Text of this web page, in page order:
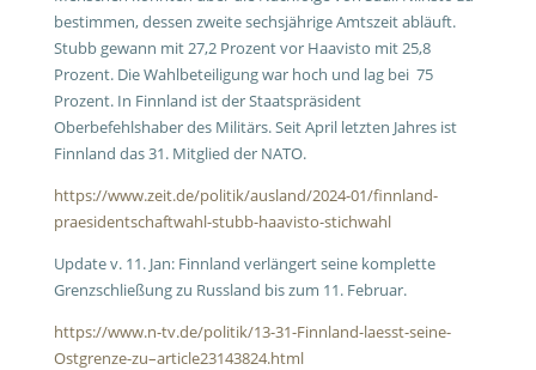
bestimmen, dessen zweite sechsjährige Amtszeit abläuft.
Stubb gewann mit 27,2 Prozent vor Haavisto mit 25,8
Prozent. Die Wahlbeteiligung war hoch und lag bei 75
Prozent. In Finnland ist der Staatspräsident
Oberbefehlshaber des Militärs. Seit April letzten Jahres ist
Finnland das 31. Mitglied der NATO.
https://www.zeit.de/politik/ausland/2024-01/finnland-
praesidentschaftwahl-stubb-haavisto-stichwahl
Update v. 11. Jan: Finnland verlängert seine komplette
Grenzschließung zu Russland bis zum 11. Februar.
https://www.n-tv.de/politik/13-31-Finnland-laesst-seine-
Ostgrenze-zu–article23143824.html